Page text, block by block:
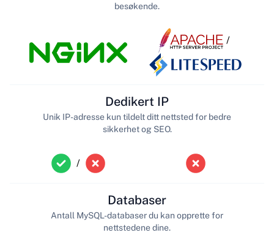
besøkende.
/
/
Dedikert IP
Unik IP-adresse kun tildelt ditt nettsted for bedre
sikkerhet og SEO.
Databaser
Antall MySQL-databaser du kan opprette for
nettstedene dine.